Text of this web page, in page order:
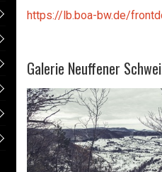
https://lb.boa-bw.de/
Galerie Neuffener